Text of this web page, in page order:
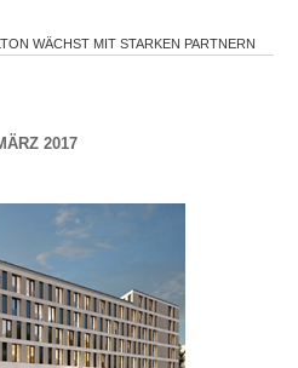
WÄCHST MIT STARKEN PARTNERN
2017